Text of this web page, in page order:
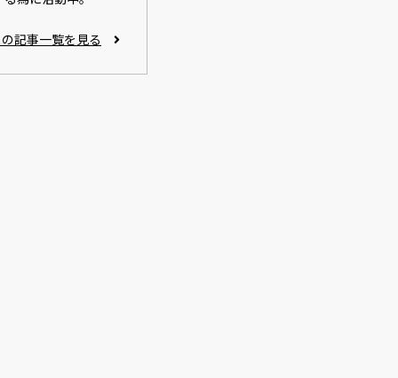
記事一覧を見る